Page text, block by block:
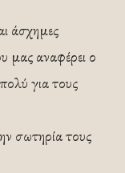
άσχημες
μας αναφέρει ο
για τους
σωτηρία τους